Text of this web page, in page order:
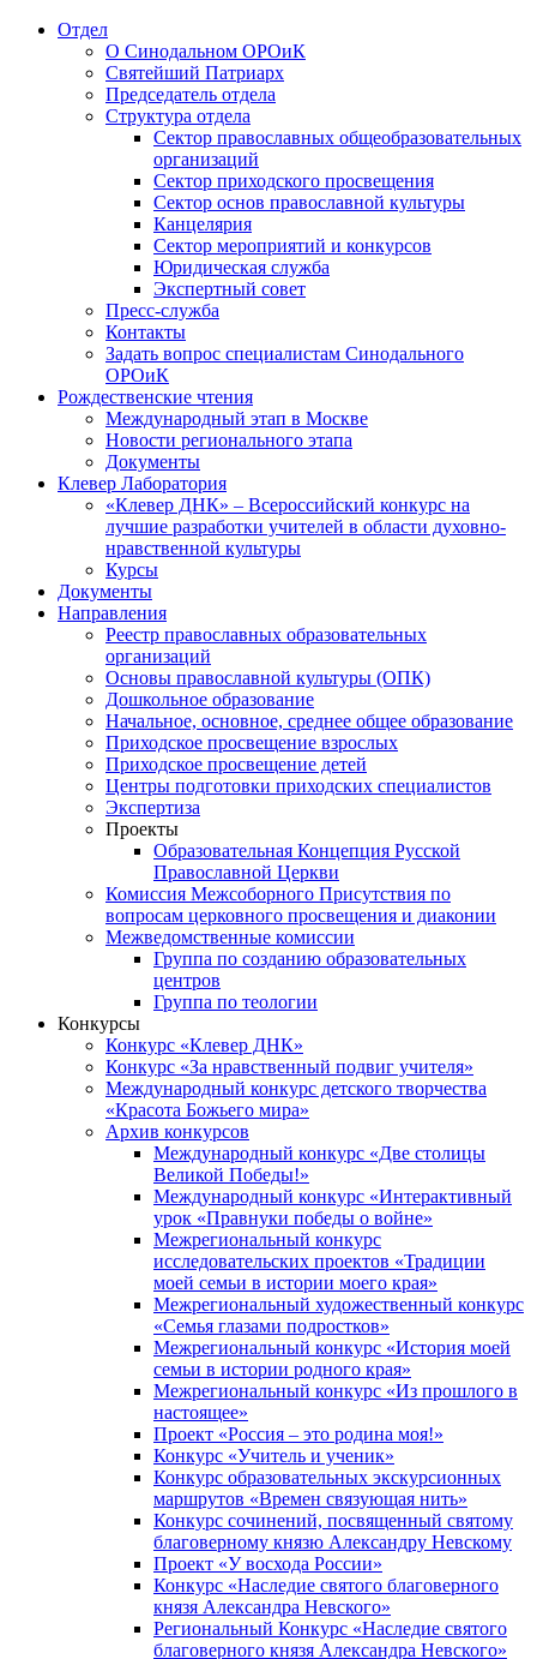
Отдел
О Синодальном ОРОиК
Святейший Патриарх
Председатель отдела
Структура отдела
Сектор православных общеобразовательных
организаций
Сектор приходского просвещения
Сектор основ православной культуры
Канцелярия
Сектор мероприятий и конкурсов
Юридическая служба
Экспертный совет
Пресс-служба
Контакты
Задать вопрос специалистам Синодального
ОРОиК
Рождественские чтения
Международный этап в Москве
Новости регионального этапа
Документы
Клевер Лаборатория
«Клевер ДНК» – Всероссийский конкурс на
лучшие разработки учителей в области духовно-
нравственной культуры
Курсы
Документы
Направления
Реестр православных образовательных
организаций
Основы православной культуры (ОПК)
Дошкольное образование
Начальное, основное, среднее общее образование
Приходское просвещение взрослых
Приходское просвещение детей
Центры подготовки приходских специалистов
Экспертиза
Проекты
Образовательная Концепция Русской
Православной Церкви
Комиссия Межсоборного Присутствия по
вопросам церковного просвещения и диаконии
Межведомственные комиссии
Группа по созданию образовательных
центров
Группа по теологии
Конкурсы
Конкурс «Клевер ДНК»
Конкурс «За нравственный подвиг учителя»
Международный конкурс детского творчества
«Красота Божьего мира»
Архив конкурсов
Международный конкурс «Две столицы
Великой Победы!»
Международный конкурс «Интерактивный
урок «Правнуки победы о войне»
Межрегиональный конкурс
исследовательских проектов «Традиции
моей семьи в истории моего края»
Межрегиональный художественный конкурс
«Семья глазами подростков»
Межрегиональный конкурс «История моей
семьи в истории родного края»
Межрегиональный конкурс «Из прошлого в
настоящее»
Проект «Россия – это родина моя!»
Конкурс «Учитель и ученик»
Конкурс образовательных экскурсионных
маршрутов «Времен связующая нить»
Конкурс сочинений, посвященный святому
благоверному князю Александру Невскому
Проект «У восхода России»
Конкурс «Наследие святого благоверного
князя Александра Невского»
Региональный Конкурс «Наследие святого
благоверного князя Александра Невского»